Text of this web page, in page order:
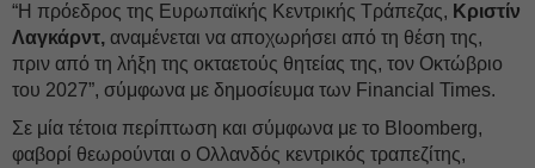
“Η πρόεδρος της Ευρωπαϊκής Κεντρικής Τράπεζας, Κριστίν
Λαγκάρντ, αναμένεται να αποχωρήσει από τη θέση της,
πριν από τη λήξη της οκταετούς θητείας της, τον Οκτώβριο
του 2027”, σύμφωνα με δημοσίευμα των Financial Times.
Σε μία τέτοια περίπτωση και σύμφωνα με το Bloomberg,
φαβορί θεωρούνται ο Ολλανδός κεντρικός τραπεζίτης,